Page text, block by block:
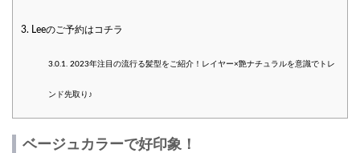
3. Leeのご予約はコチラ
3.0.1. 2023年注目の流行る髪型をご紹介！レイヤー×艶ナチュラルを意識でトレ
ンド先取り♪
ベージュカラーで好印象！